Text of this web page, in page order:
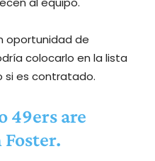
oportunidad de
colocarlo en la lista
si es contratado.
49ers are